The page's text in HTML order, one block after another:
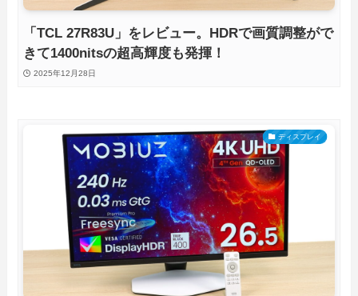
「TCL 27R83U」をレビュー。HDRで画質調整がで
きて1400nitsの超高輝度も発揮！
2025年12月28日
ディスプレイ